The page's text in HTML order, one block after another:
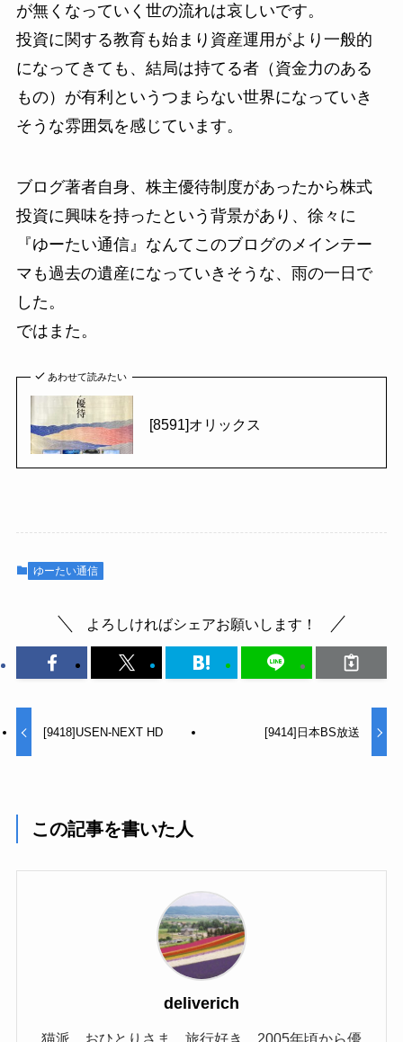
が無くなっていく世の流れは哀しいです。
投資に関する教育も始まり資産運用がより一般的
になってきても、結局は持てる者（資金力のある
もの）が有利というつまらない世界になっていき
そうな雰囲気を感じています。
ブログ著者自身、株主優待制度があったから株式
投資に興味を持ったという背景があり、徐々に
『ゆーたい通信』なんてこのブログのメインテー
マも過去の遺産になっていきそうな、雨の一日で
した。
ではまた。
あわせて読みたい
[8591]オリックス
ゆーたい通信
よろしければシェアお願いします！
[9418]USEN-NEXT HD [9414]日本BS放送
この記事を書いた人
deliverich
猫派。おひとりさま。旅行好き。2005年頃から優